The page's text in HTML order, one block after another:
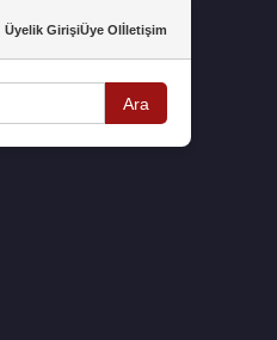
Üyelik GirişiÜye Olİletişim
Ara